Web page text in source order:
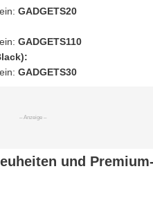
GADGETS20
GADGETS110
GADGETS30
und